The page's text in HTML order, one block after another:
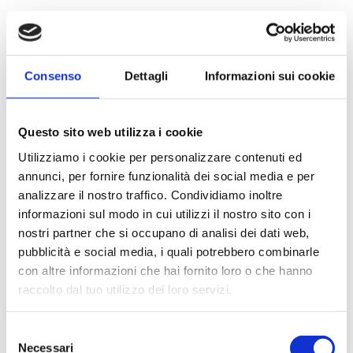
Consenso Dettagli Informazioni sui cookie
Questo sito web utilizza i cookie
Utilizziamo i cookie per personalizzare contenuti ed
annunci, per fornire funzionalità dei social media e per
analizzare il nostro traffico. Condividiamo inoltre
informazioni sul modo in cui utilizzi il nostro sito con i
nostri partner che si occupano di analisi dei dati web,
pubblicità e social media, i quali potrebbero combinarle
con altre informazioni che hai fornito loro o che hanno
raccolto dal tuo utilizzo dei loro servizi.
Necessari
Prodotti
Bio
Luca De Bona e Dario De Meo,
rispettivamente architetto e designer, si
incontrano sul percorso tra Milano e Veneto
iniziando una collaborazione che proprio
dal viaggio, attinge ispirazione per
produrre segni e disegni di risposta alle